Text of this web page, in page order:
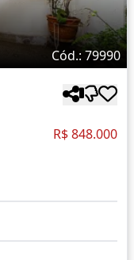
Cód.: 79990
R$ 848.000